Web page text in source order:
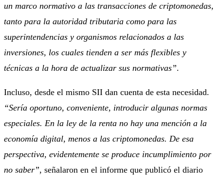
un marco normativo a las transacciones de criptomonedas,
tanto para la autoridad tributaria como para las
superintendencias y organismos relacionados a las
inversiones, los cuales tienden a ser más flexibles y
técnicas a la hora de actualizar sus normativas”.
Incluso, desde el mismo SII dan cuenta de esta necesidad.
“Sería oportuno, conveniente, introducir algunas normas
especiales. En la ley de la renta no hay una mención a la
economía digital, menos a las criptomonedas. De esa
perspectiva, evidentemente se produce incumplimiento por
no saber”, señalaron en el informe que publicó el diario